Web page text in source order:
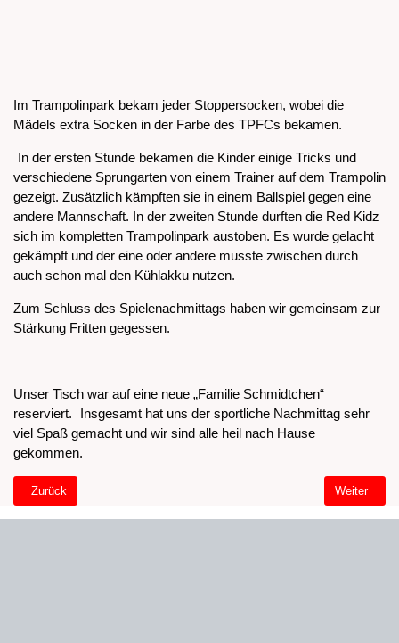
Im Trampolinpark bekam jeder Stoppersocken, wobei die
Mädels extra Socken in der Farbe des TPFCs bekamen.
In der ersten Stunde bekamen die Kinder einige Tricks und
verschiedene Sprungarten von einem Trainer auf dem Trampolin
gezeigt. Zusätzlich kämpften sie in einem Ballspiel gegen eine
andere Mannschaft. In der zweiten Stunde durften die Red Kidz
sich im kompletten Trampolinpark austoben. Es wurde gelacht
gekämpft und der eine oder andere musste zwischen durch
auch schon mal den Kühlakku nutzen.
Zum Schluss des Spielenachmittags haben wir gemeinsam zur
Stärkung Fritten gegessen.
Unser Tisch war auf eine neue „Familie Schmidtchen“
reserviert.
Insgesamt hat uns der sportliche Nachmittag sehr
viel Spaß gemacht und wir sind alle heil nach Hause
gekommen.
Vorheriger Beitrag: Ausflug der Jugendlichen
Zurück Nächster
Weiter